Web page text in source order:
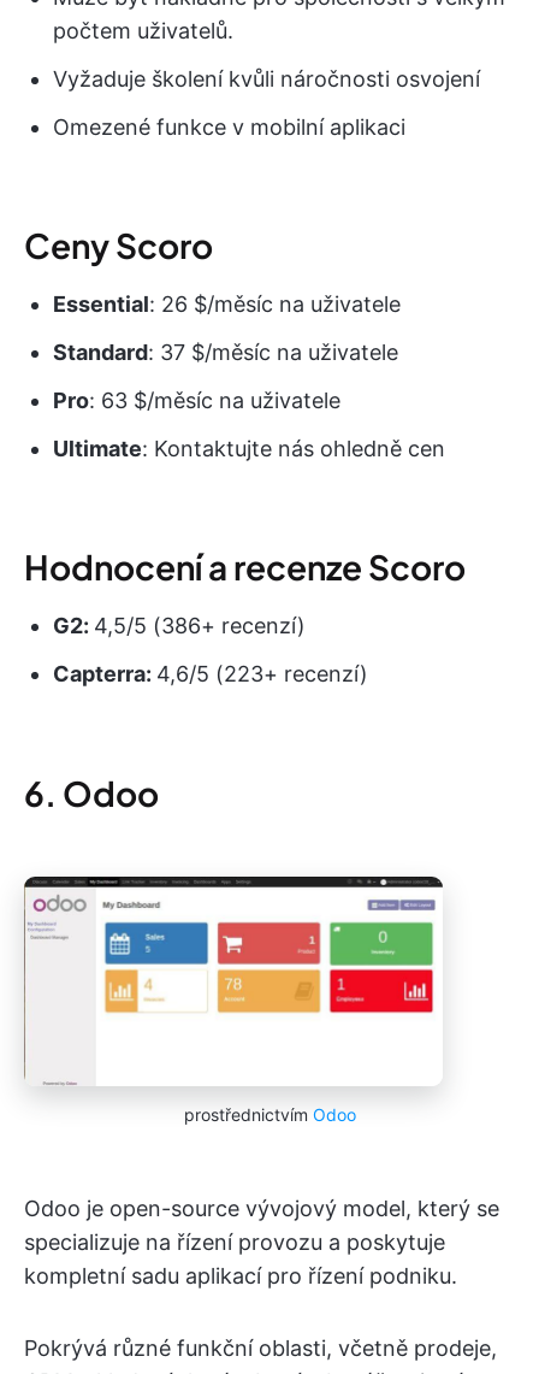
počtem uživatelů.
Vyžaduje školení kvůli náročnosti osvojení
Omezené funkce v mobilní aplikaci
Ceny Scoro
Essential: 26 $/měsíc na uživatele
Standard: 37 $/měsíc na uživatele
Pro: 63 $/měsíc na uživatele
Ultimate: Kontaktujte nás ohledně cen
Hodnocení a recenze Scoro
G2: 4,5/5 (386+ recenzí)
Capterra: 4,6/5 (223+ recenzí)
6. Odoo
prostřednictvím Odoo
Odoo je open-source vývojový model, který se
specializuje na řízení provozu a poskytuje
kompletní sadu aplikací pro řízení podniku.
Pokrývá různé funkční oblasti, včetně prodeje,